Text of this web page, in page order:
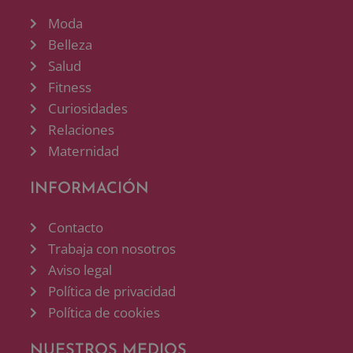
Moda
Belleza
Salud
Fitness
Curiosidades
Relaciones
Maternidad
INFORMACIÓN
Contacto
Trabaja con nosotros
Aviso legal
Política de privacidad
Política de cookies